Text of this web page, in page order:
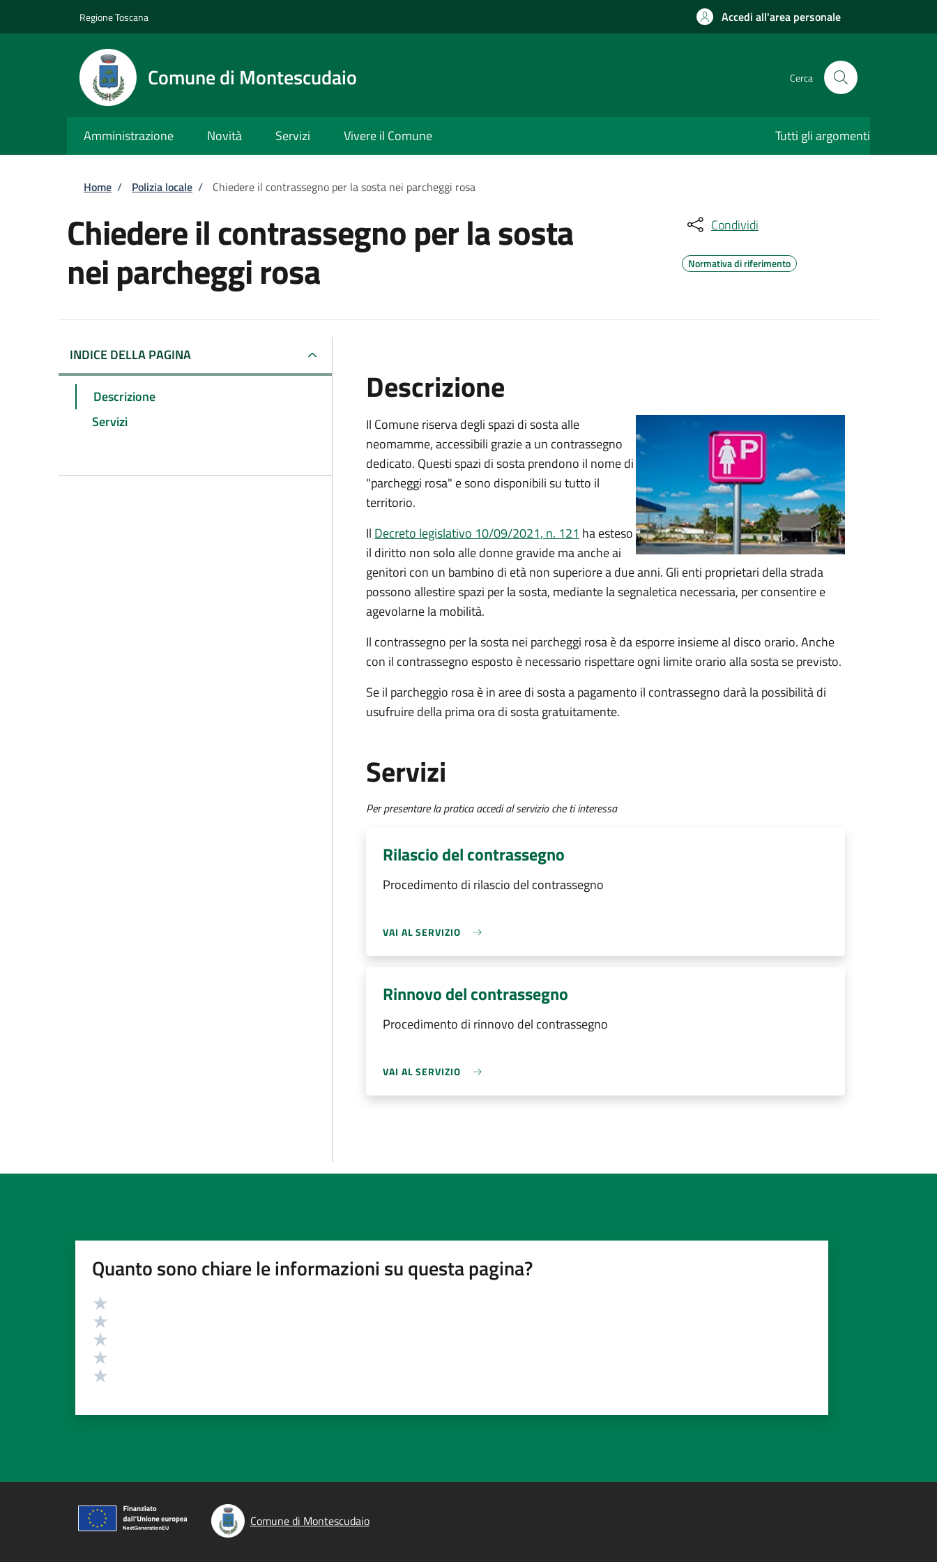
Regione Toscana Accedi all'area personale
Comune di Montescudaio Cerca
Amministrazione Novità Servizi Vivere il Comune Tutti gli argomenti
Briciole di pane
Home / Polizia locale / Chiedere il contrassegno per la sosta nei parcheggi rosa
Chiedere il contrassegno per la sosta
nei parcheggi rosa
Condividi
Normativa di riferimento
INDICE DELLA PAGINA
Descrizione
Servizi
Descrizione
Il Comune riserva degli spazi di sosta alle
neomamme, accessibili grazie a un contrassegno
dedicato. Questi spazi di sosta prendono il nome di
"parcheggi rosa" e sono disponibili su tutto il
territorio.
Il Decreto legislativo 10/09/2021, n. 121 ha esteso
il diritto non solo alle donne gravide ma anche ai
genitori con un bambino di età non superiore a due anni. Gli enti proprietari della strada
possono allestire spazi per la sosta, mediante la segnaletica necessaria, per consentire e
agevolarne la mobilità.
Il contrassegno per la sosta nei parcheggi rosa è da esporre insieme al disco orario. Anche
con il contrassegno esposto è necessario rispettare ogni limite orario alla sosta se previsto.
Se il parcheggio rosa è in aree di sosta a pagamento il contrassegno darà la possibilità di
usufruire della prima ora di sosta gratuitamente.
Servizi
Per presentare la pratica accedi al servizio che ti interessa
Rilascio del contrassegno
Procedimento di rilascio del contrassegno
VAI AL SERVIZIO
Rinnovo del contrassegno
Procedimento di rinnovo del contrassegno
VAI AL SERVIZIO
Quanto sono chiare le informazioni su questa pagina?
Valutazione
Comune di Montescudaio